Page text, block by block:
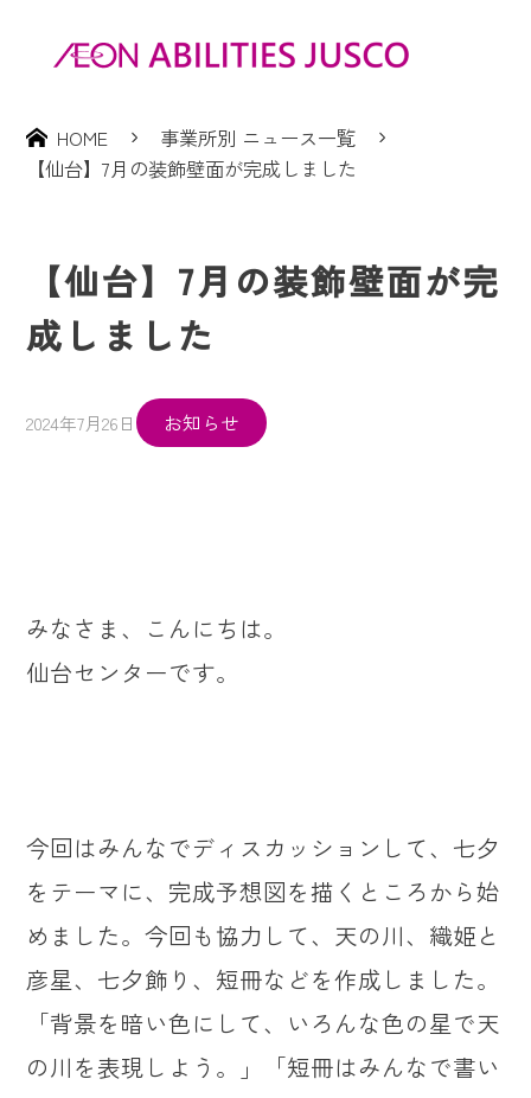
HOME
事業所別 ニュース一覧
【仙台】7月の装飾壁面が完成しました
【仙台】7月の装飾壁面が完
成しました
2024年7月26日 お知らせ
みなさま、こんにちは。
仙台センターです。
今回はみんなでディスカッションして、七夕
をテーマに、完成予想図を描くところから始
めました。今回も協力して、天の川、織姫と
彦星、七夕飾り、短冊などを作成しました。
「背景を暗い色にして、いろんな色の星で天
の川を表現しよう。」「短冊はみんなで書い